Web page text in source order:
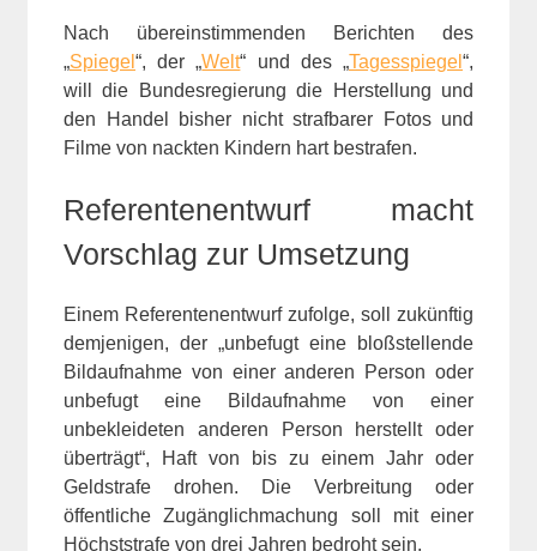
Nach übereinstimmenden Berichten des
„Spiegel “, der „Welt“ und des „Tagesspiegel“,
will die Bundesregierung die Herstellung und
den Handel bisher nicht strafbarer Fotos und
Filme von nackten Kindern hart bestrafen.
Referentenentwurf macht
Vorschlag zur Umsetzung
Einem Referentenentwurf zufolge, soll zukünftig
demjenigen, der „unbefugt eine bloßstellende
Bildaufnahme von einer anderen Person oder
unbefugt eine Bildaufnahme von einer
unbekleideten anderen Person herstellt oder
überträgt“, Haft von bis zu einem Jahr oder
Geldstrafe drohen. Die Verbreitung oder
öffentliche Zugänglichmachung soll mit einer
Höchststrafe von drei Jahren bedroht sein.